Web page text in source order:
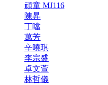
頑童 MJ116
陳昇
丁噹
萬芳
辛曉琪
李宗盛
卓文萱
林哲儀